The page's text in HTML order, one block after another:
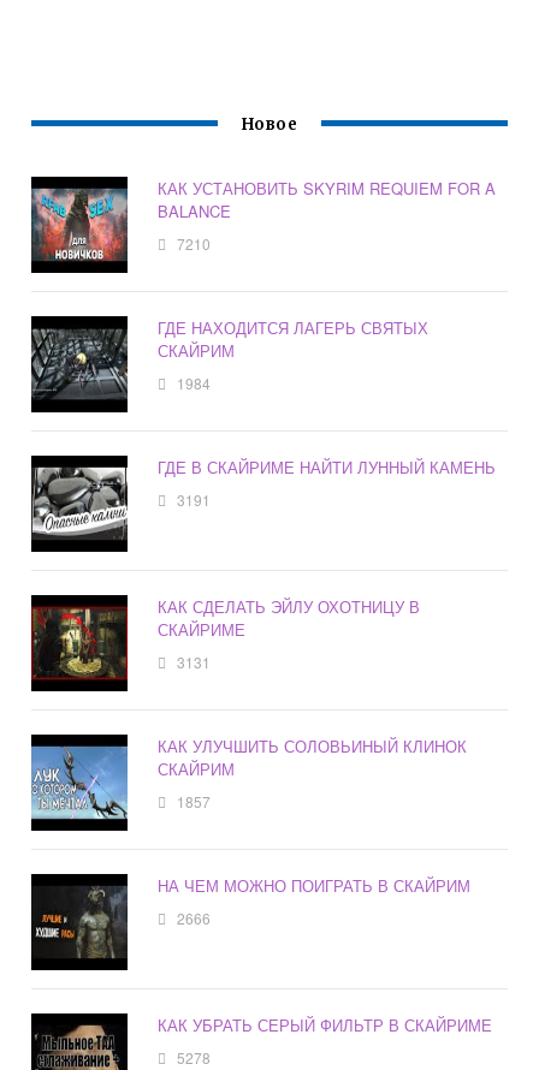
Новое
КАК УСТАНОВИТЬ SKYRIM REQUIEM FOR A
BALANCE
7210
ГДЕ НАХОДИТСЯ ЛАГЕРЬ СВЯТЫХ
СКАЙРИМ
1984
ГДЕ В СКАЙРИМЕ НАЙТИ ЛУННЫЙ КАМЕНЬ
3191
КАК СДЕЛАТЬ ЭЙЛУ ОХОТНИЦУ В
СКАЙРИМЕ
3131
КАК УЛУЧШИТЬ СОЛОВЬИНЫЙ КЛИНОК
СКАЙРИМ
1857
НА ЧЕМ МОЖНО ПОИГРАТЬ В СКАЙРИМ
2666
КАК УБРАТЬ СЕРЫЙ ФИЛЬТР В СКАЙРИМЕ
5278